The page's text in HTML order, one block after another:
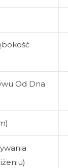
Od Dna